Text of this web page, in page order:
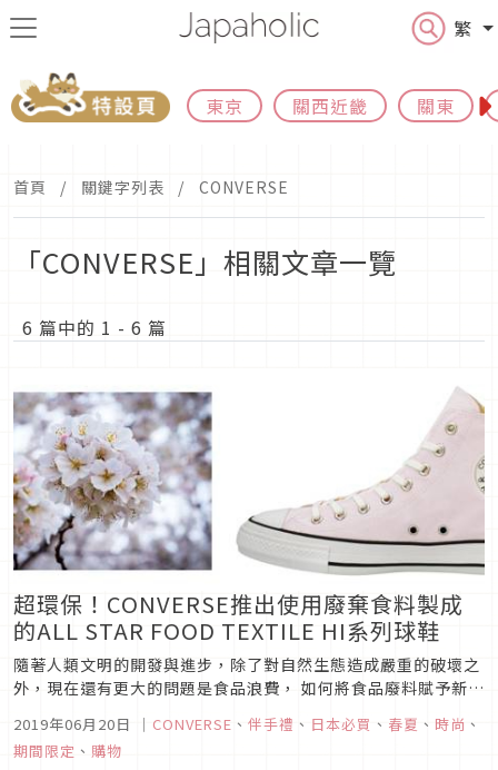
繁
東京 關西近畿 關東
首頁 關鍵字列表 CONVERSE
「CONVERSE」相關文章一覽
6 篇中的 1 - 6 篇
超環保！CONVERSE推出使用廢棄食料製成
的ALL STAR FOOD TEXTILE HI系列球鞋
隨著人類文明的開發與進步，除了對自然生態造成嚴重的破壞之
外，現在還有更大的問題是食品浪費， 如何將食品廢料賦予新生
出的ALL STAR FOOD TEXTILE HI系列，首次和提出使用廢棄
食材當作染料的「FOOD TEXTILE」 企畫...
2019年06月20日 ｜ CONVERSE 、 伴手禮 、 日本必買 、 春夏 、 時尚 、
期間限定 、 購物